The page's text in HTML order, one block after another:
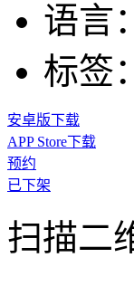
语言：
标签：
安卓版下载
APP Store下载
预约
已下架
扫描二